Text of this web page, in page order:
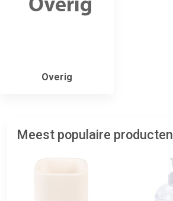
Overig
Meest populaire producten